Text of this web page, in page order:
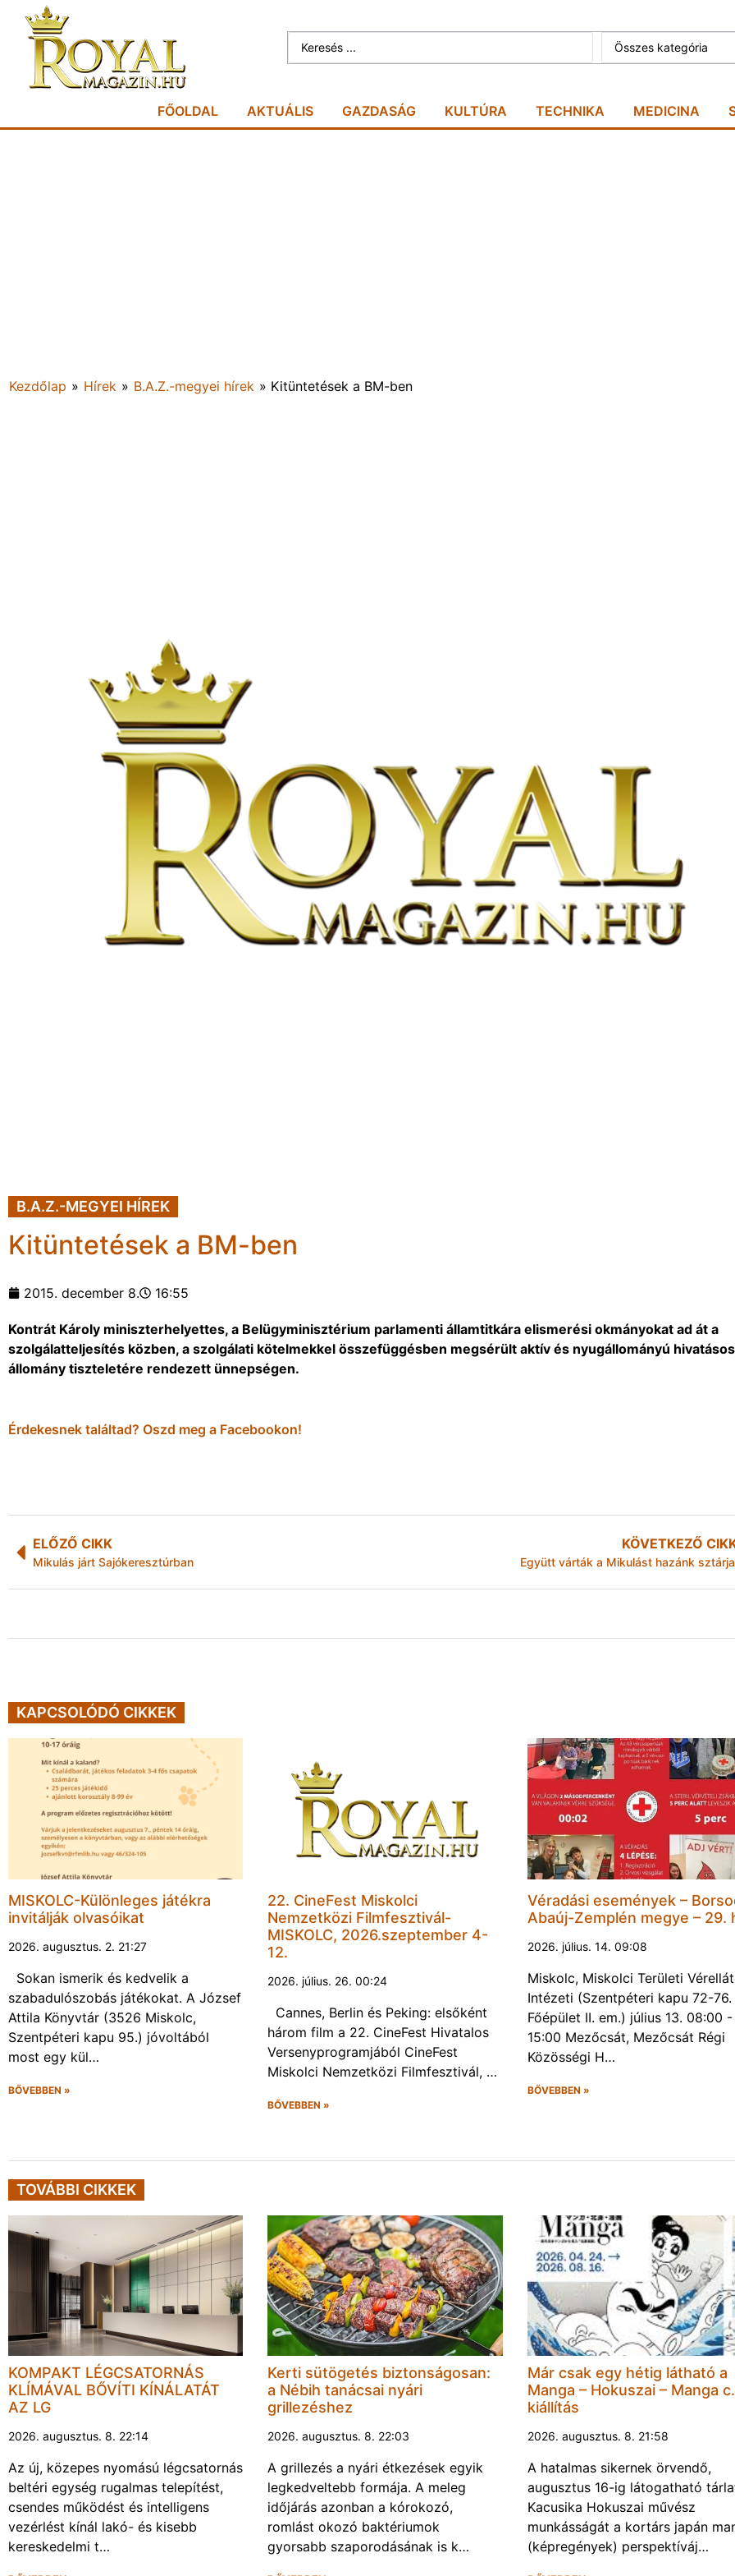
Összes kategória
FŐOLDAL AKTUÁLIS GAZDASÁG KULTÚRA TECHNIKA MEDICINA
Kezdőlap » Hírek » B.A.Z.-megyei hírek » Kitüntetések a BM-ben
B.A.Z.-MEGYEI HÍREK
Kitüntetések a BM-ben
2015. december 8. 16:55
Kontrát Károly miniszterhelyettes, a Belügyminisztérium parlamenti államtitkára elismerési okmányokat ad át a
szolgálatteljesítés közben, a szolgálati kötelmekkel összefüggésben megsérült aktív és nyugállományú hivatásos
állomány tiszteletére rendezett ünnepségen.
Érdekesnek találtad? Oszd meg a Facebookon!
ELŐZŐ CIKK
Mikulás járt Sajókeresztúrban
KÖVETKEZŐ
Együtt várták a Mikulást hazánk
KAPCSOLÓDÓ CIKKEK
MISKOLC-Különleges játékra
invitálják olvasóikat
2026. augusztus. 2. 21:27
Sokan ismerik és kedvelik a
szabadulószobás játékokat. A József
Attila Könyvtár (3526 Miskolc,
Szentpéteri kapu 95.) jóvoltából
most egy kül…
BŐVEBBEN »
22. CineFest Miskolci
Nemzetközi Filmfesztivál-
MISKOLC, 2026.szeptember 4-
12.
2026. július. 26. 00:24
Cannes, Berlin és Peking: elsőként
három film a 22. CineFest Hivatalos
Versenyprogramjából CineFest
Miskolci Nemzetközi Filmfesztivál, …
BŐVEBBEN »
Véradási események –
Abaúj-Zemplén megye – 29.
2026. július. 14. 09:08
Miskolc, Miskolci Területi
Intézeti (Szentpéteri kapu 72-76.
Főépület II. em.) július 13. 08:00 -
15:00 Mezőcsát, Mezőcsát Régi
Közösségi H…
BŐVEBBEN »
TOVÁBBI CIKKEK
KOMPAKT LÉGCSATORNÁS
KLÍMÁVAL BŐVÍTI KÍNÁLATÁT
AZ LG
2026. augusztus. 8. 22:14
Az új, közepes nyomású légcsatornás
beltéri egység rugalmas telepítést,
csendes működést és intelligens
vezérlést kínál lakó- és kisebb
kereskedelmi t…
Kerti sütögetés biztonságosan:
a Nébih tanácsai nyári
grillezéshez
2026. augusztus. 8. 22:03
A grillezés a nyári étkezések egyik
legkedveltebb formája. A meleg
időjárás azonban a kórokozó,
romlást okozó baktériumok
gyorsabb szaporodásának is k…
Már csak egy hétig látható a
Manga – Hokuszai – Manga c.
kiállítás
2026. augusztus. 8. 21:58
A hatalmas sikernek örvendő,
augusztus 16-ig látogatható
Kacusika Hokuszai művész
munkásságát a kortárs japán
(képregények) perspektíváj…